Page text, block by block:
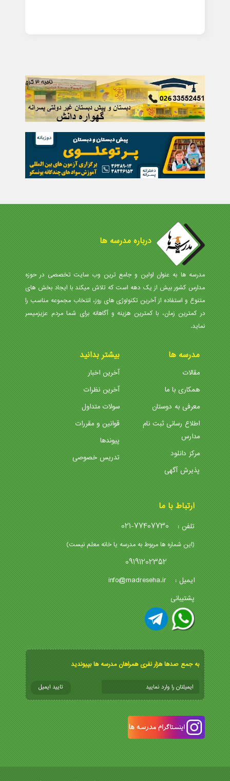
درباره مدرسه ها
مدرسه ها به عنوان اولین و جامع ترین وب سایت تخصصی در حوزه
مدارس کشور بیش از یک دهه است که تلاش میکند با ایجاد بخش های
متنوع و استفاده از آخرین تکنولوژی های روز، انتخاب مجموعه مناسب را
در کمترین زمان، با کمترین هزینه و آگاهانه برای شما مردم عزیزمیسر
نماید.
مدرسه ها
مقالات
همکاری با ما
معرفی به دوستان
اطلاع رسانی ثبت نام
مدارس
مرکز دانلود
پذیرش آگهی
بیشتر بدانید
آخرین اخبار
آخرین نظرات
سولات متداول
قوانین و مقررات
پیوندها
تدریس خصوصی
ارتباط با ما
تلفن : 021-77407730
(این شماره ها مربوط به مدرسه یا خانه معلم نیست)
09191202352
ایمیل : info@madreseha.ir
پشتیبانی
به جمع صدها هزار نفری همراهان مدرسه ها بپیوندید